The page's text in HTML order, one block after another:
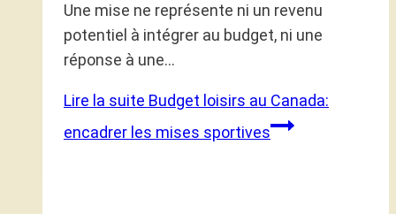
Une mise ne représente ni un revenu
potentiel à intégrer au budget, ni une
réponse à une…
Lire la suite Budget loisirs au Canada:
encadrer les mises sportives